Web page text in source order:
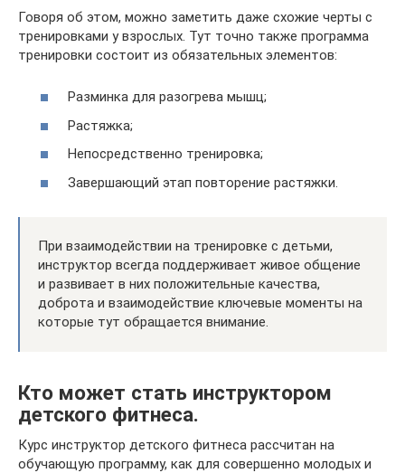
Говоря об этом, можно заметить даже схожие черты с
тренировками у взрослых. Тут точно также программа
тренировки состоит из обязательных элементов:
Разминка для разогрева мышц;
Растяжка;
Непосредственно тренировка;
Завершающий этап повторение растяжки.
При взаимодействии на тренировке с детьми,
инструктор всегда поддерживает живое общение
и развивает в них положительные качества,
доброта и взаимодействие ключевые моменты на
которые тут обращается внимание.
Кто может стать инструктором
детского фитнеса.
Курс инструктор детского фитнеса рассчитан на
обучающую программу, как для совершенно молодых и